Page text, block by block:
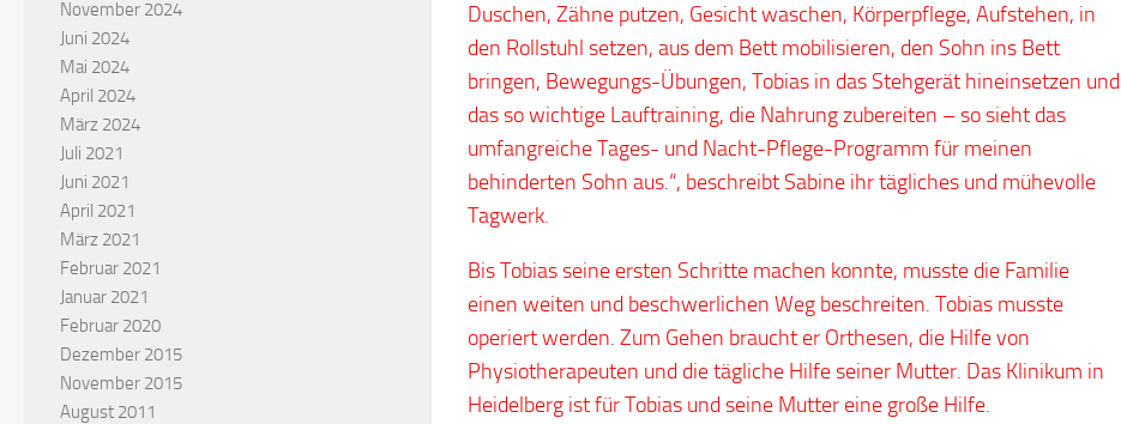
Duschen, Zähne putzen, Gesicht waschen, Körperpflege, Aufstehen, in
den Rollstuhl setzen, aus dem Bett mobilisieren, den Sohn ins Bett
bringen, Bewegungs-Übungen, Tobias in das Stehgerät hineinsetzen und
das so wichtige Lauftraining, die Nahrung zubereiten – so sieht das
umfangreiche Tages- und Nacht-Pflege-Programm für meinen
behinderten Sohn aus.“, beschreibt Sabine ihr tägliches und mühevolle
Tagwerk.
Bis Tobias seine ersten Schritte machen konnte, musste die Familie
einen weiten und beschwerlichen Weg beschreiten. Tobias musste
operiert werden. Zum Gehen braucht er Orthesen, die Hilfe von
Physiotherapeuten und die tägliche Hilfe seiner Mutter. Das Klinikum in
Heidelberg ist für Tobias und seine Mutter eine große Hilfe.
November 2024
Juni 2024
Mai 2024
April 2024
März 2024
Juli 2021
Juni 2021
April 2021
März 2021
Februar 2021
Januar 2021
Februar 2020
Dezember 2015
November 2015
August 2011